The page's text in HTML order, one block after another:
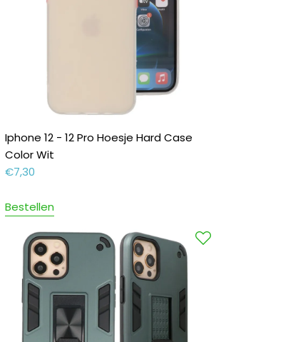
Iphone 12 - 12 Pro Hoesje Hard Case
Color Wit
€7,30
Bestellen